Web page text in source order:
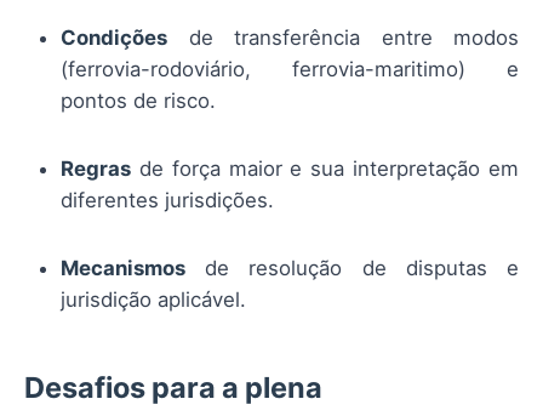
Condições de transferência entre modos
(ferrovia-rodoviário, ferrovia-maritimo) e
pontos de risco.
Regras de força maior e sua interpretação em
diferentes jurisdições.
Mecanismos de resolução de disputas e
jurisdição aplicável.
Desafios para a plena